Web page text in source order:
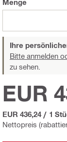
Ihre
Bitte anmelden
zu sehen.
Nettopreis
EUR
EUR 436,24 / 1